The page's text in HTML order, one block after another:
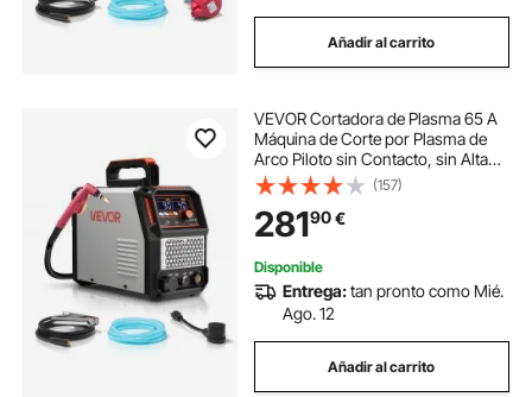
Añadir al carrito
VEVOR Cortadora de Plasma 65 A
Máquina de Corte por Plasma de
Arco Piloto sin Contacto, sin Alta
Frecuencia, con Función 2T/4T y
Tiempo de PT Ajustable, Pantalla
Digital, Inversor IGBT para Garaje
(157)
28190€
Disponible
Entrega:tan pronto como Mié.
Ago. 12
Añadir al carrito